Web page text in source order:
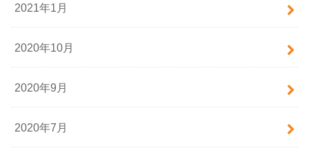
2021年1月
2020年10月
2020年9月
2020年7月